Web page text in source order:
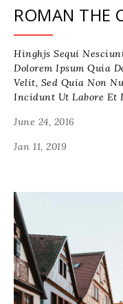
ROMAN THE
Hinghjs Sequi
Dolorem Ipsum Quia
Velit, Sed Quia Non
Incidunt Ut Labore Et
June 24, 2016
Jan 11, 2019